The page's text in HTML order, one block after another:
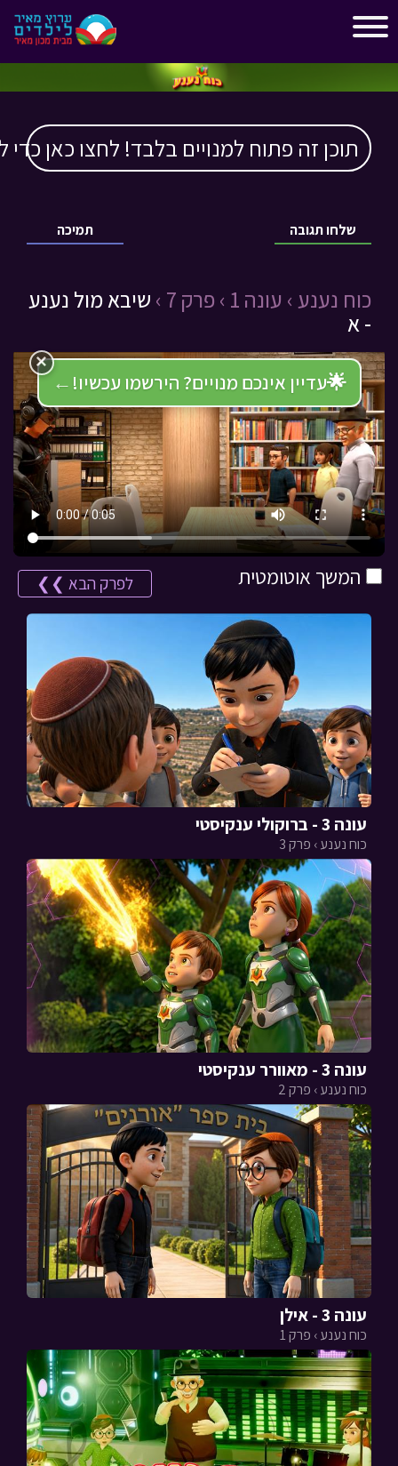
תוכן זה פתוח למנויים בלבד! לחצו כאן כדי
תמיכה שלחו תגובה
כוח נענע › עונה 1 › פרק 7 ›
שיבא מול נענע
- א
🌟עדיין אינכם מנויים? הירשמו עכשיו! ←
×
המשך אוטומטית לפרק הבא ❯❯
עונה 3 - ברוקולי ענקיסטי
כוח נענע › פרק 3
עונה 3 - מאוורר ענקיסטי
כוח נענע › פרק 2
עונה 3 - אילן
כוח נענע › פרק 1